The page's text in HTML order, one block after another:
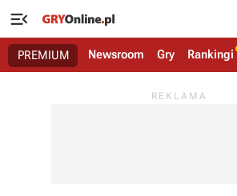

PREMIUM Newsroom Gry Rankingi